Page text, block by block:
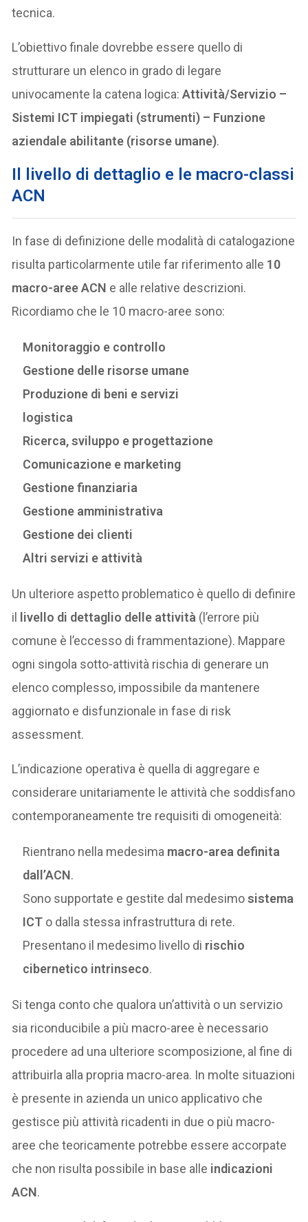
tecnica.
L’obiettivo finale dovrebbe essere quello di
strutturare un elenco in grado di legare
univocamente la catena logica:Attività/Servizio –
Sistemi ICT impiegati (strumenti) – Funzione
aziendale abilitante (risorse umane).
Il livello di dettaglio e le macro-classi
ACN
In fase di definizione delle modalità di catalogazione
risulta particolarmente utile far riferimento alle 10
macro-aree ACN e alle relative descrizioni.
Ricordiamo che le 10 macro-aree sono:
Monitoraggio e controllo
Gestione delle risorse umane
Produzione di beni e servizi
logistica
Ricerca, sviluppo e progettazione
Comunicazione e marketing
Gestione finanziaria
Gestione amministrativa
Gestione dei clienti
Altri servizi e attività
Un ulteriore aspetto problematico è quello di definire
il livello di dettaglio delle attività (l’errore più
comune è l’eccesso di frammentazione). Mappare
ogni singola sotto-attività rischia di generare un
elenco complesso, impossibile da mantenere
aggiornato e disfunzionale in fase di risk
assessment.
L’indicazione operativa è quella di aggregare e
considerare unitariamente le attività che soddisfano
contemporaneamente tre requisiti di omogeneità:
Rientrano nella medesima macro-area definita
dall’ACN.
Sono supportate e gestite dal medesimosistema
ICT o dalla stessa infrastruttura di rete.
Presentano il medesimo livello di rischio
cibernetico intrinseco.
Si tenga conto che qualora un’attività o un servizio
sia riconducibile a più macro-aree è necessario
procedere ad una ulteriore scomposizione, al fine di
attribuirla alla propria macro-area. In molte situazioni
è presente in azienda un unico applicativo che
gestisce più attività ricadenti in due o più macro-
aree che teoricamente potrebbe essere accorpate
che non risulta possibile in base alle indicazioni
ACN.